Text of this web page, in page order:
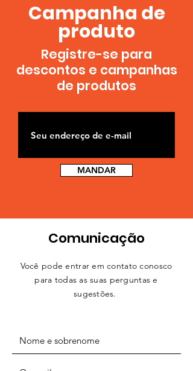
Campanha de
produto
Registre-se para
descontos e campanhas
de produtos
MANDAR
Comunicação
Você pode entrar em contato conosco
para todas as suas perguntas e
sugestões.